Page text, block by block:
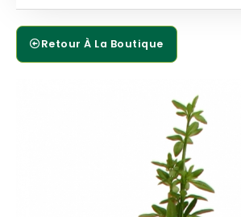
Retour À La Boutique